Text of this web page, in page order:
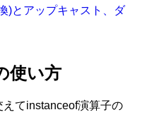
)とアップキャスト、ダ
使い方
てinstanceof演算子の